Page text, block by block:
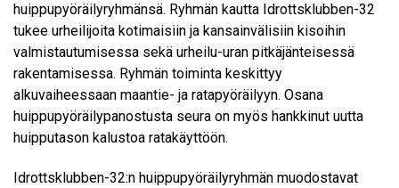
huippupyöräilyryhmänsä. Ryhmän kautta Idrottsklubben-32
tukee urheilijoita kotimaisiin ja kansainvälisiin kisoihin
valmistautumisessa sekä urheilu-uran pitkäjänteisessä
rakentamisessa. Ryhmän toiminta keskittyy
alkuvaiheessaan maantie- ja ratapyöräilyyn. Osana
huippupyöräilypanostusta seura on myös hankkinut uutta
huipputason kalustoa ratakäyttöön.
Idrottsklubben-32:n huippupyöräilyryhmän muodostavat